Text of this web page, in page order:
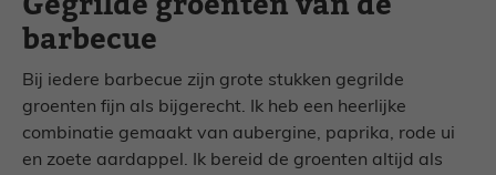
barbecue
Bij iedere barbecue zijn grote stukken gegrilde
groenten fijn als bijgerecht. Ik heb een heerlijke
combinatie gemaakt van aubergine, paprika, rode ui
en zoete aardappel. Ik bereid de groenten altijd als